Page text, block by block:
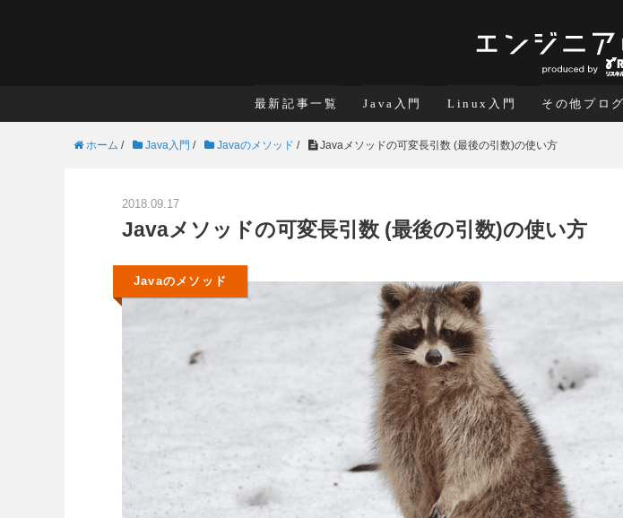
最新記事一覧 Java入門 Linux入門 その他プロ
ホーム / Java入門 / Javaのメソッド / Javaメソッドの可変長引数 (最後の引数)の使い方
2018.09.17
Javaメソッドの可変長引数 (最後の引数)の使い方
Javaのメソッド